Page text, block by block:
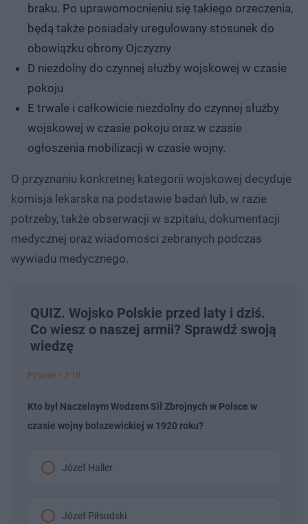
braku. Po uprawomocnieniu się takiego orzeczenia,
będą także posiadały uregulowany stosunek do
obowiązku obrony Ojczyzny
D niezdolny do czynnej służby wojskowej w czasie
pokoju
E trwale i całkowicie niezdolny do czynnej służby
wojskowej w czasie pokoju oraz w czasie
ogłoszenia mobilizacji w czasie wojny.
O przyznaniu konkretnej kategorii wojskowej decyduje
komisja lekarska na podstawie badań lub, w razie
potrzeby, także obserwacji w szpitalu, dokumentacji
medycznej oraz wiadomości zebranych podczas
wywiadu medycznego.
QUIZ. Wojsko Polskie przed laty i dziś.
Co wiesz o naszej armii? Sprawdź swoją
wiedzę
Pytanie 1 z 10
Kto był Naczelnym Wodzem Sił Zbrojnych w Polsce w
czasie wojny bolszewickiej w 1920 roku?
Józef Haller
Józef Piłsudski